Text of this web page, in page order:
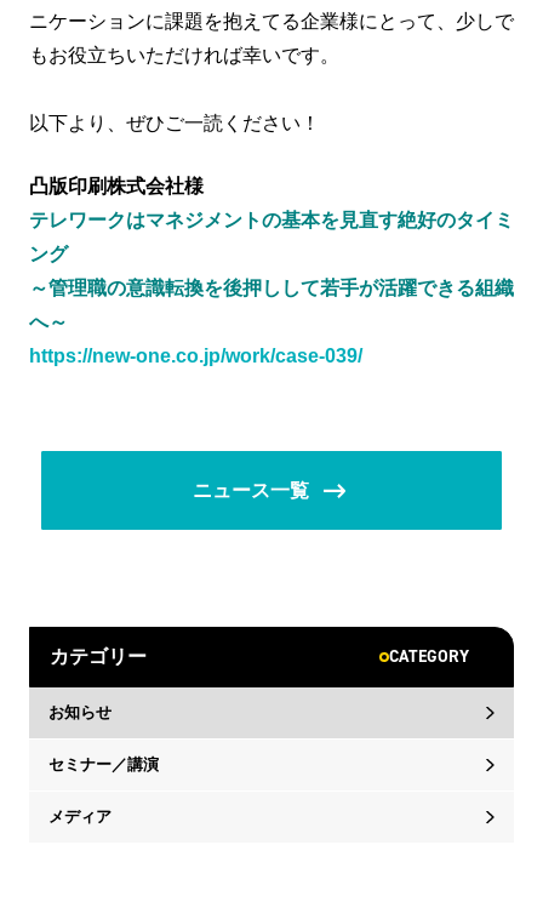
ニケーションに課題を抱えてる企業様にとって、少しで
もお役立ちいただければ幸いです。
以下より、ぜひご一読ください！
凸版印刷株式会社様
テレワークはマネジメントの基本を見直す絶好のタイミ
ング
～管理職の意識転換を後押しして若手が活躍できる組織
へ～
https://new-one.co.jp/work/case-039/
ニュース一覧
カテゴリー CATEGORY
お知らせ
セミナー／講演
メディア